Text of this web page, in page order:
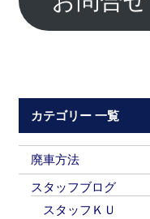
カテゴリー 一覧
廃車方法
スタッフブログ
スタッフＫＵ